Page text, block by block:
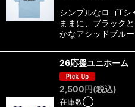
シンプルなロゴTシ
ままに、ブラック
かなアシッドブルー
26応援ユニホーム
2,500円(税込)
在庫数◯